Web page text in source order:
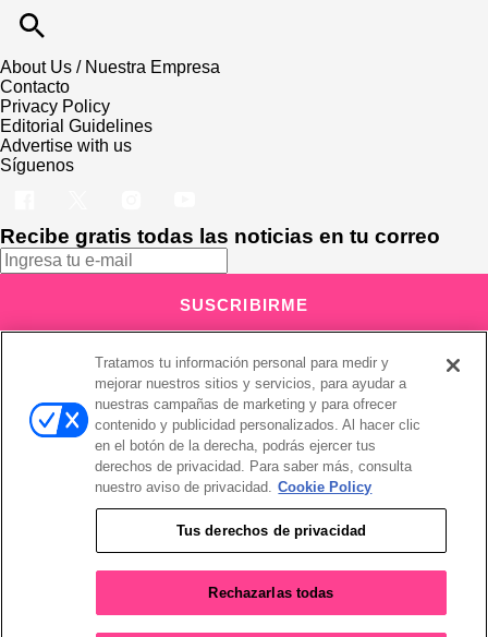
About Us / Nuestra Empresa
Contacto
Privacy Policy
Editorial Guidelines
Advertise with us
Síguenos
Recibe gratis todas las noticias en tu correo
SUSCRIBIRME
y Se aplican lasCondiciones de servicio
Suscribirse implica aceptar los términos y condiciones
¡Muchas gracias!Ya estás suscrito a nuestro newsletter
Recibe gratis todas las noticias en tu correo
SUSCRIBIRME
Tratamos tu información personal para medir y
mejorar nuestros sitios y servicios, para ayudar a
nuestras campañas de marketing y para ofrecer
contenido y publicidad personalizados. Al hacer clic
en el botón de la derecha, podrás ejercer tus
derechos de privacidad. Para saber más, consulta
nuestro aviso de privacidad. Cookie Policy
Tus derechos de privacidad
Rechazarlas todas